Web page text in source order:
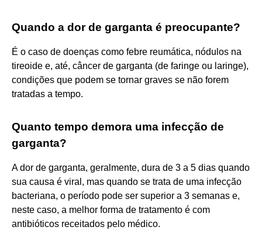
Quando a dor de garganta é preocupante?
É o caso de doenças como febre reumática, nódulos na
tireoide e, até, câncer de garganta (de faringe ou laringe),
condições que podem se tornar graves se não forem
tratadas a tempo.
Quanto tempo demora uma infecção de
garganta?
A dor de garganta, geralmente, dura de 3 a 5 dias quando
sua causa é viral, mas quando se trata de uma infecção
bacteriana, o período pode ser superior a 3 semanas e,
neste caso, a melhor forma de tratamento é com
antibióticos receitados pelo médico.